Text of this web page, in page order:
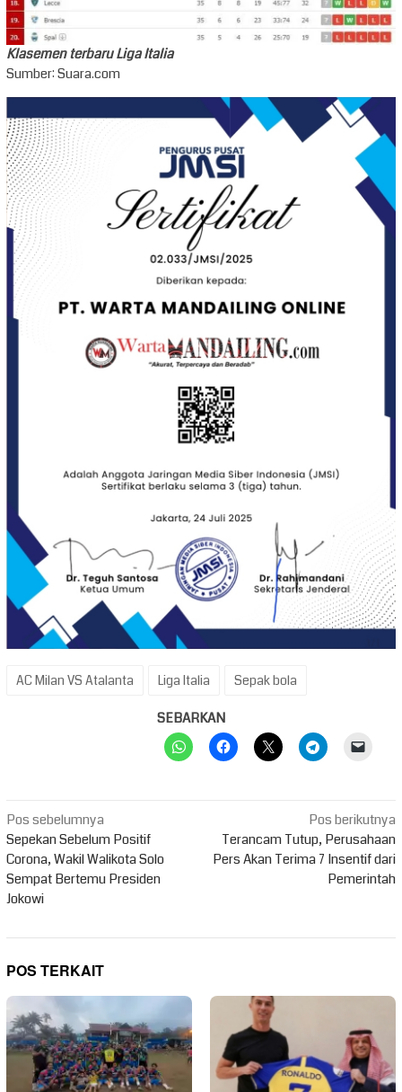
Klasemen terbaru Liga Italia
Sumber: Suara.com
AC Milan VS Atalanta Liga Italia Sepak bola
SEBARKAN
Navigasi
pos
Pos sebelumnya
Sepekan Sebelum Positif
Corona, Wakil Walikota Solo
Sempat Bertemu Presiden
Jokowi
Pos berikutnya
Terancam Tutup, Perusahaan
Pers Akan Terima 7 Insentif dari
Pemerintah
POS TERKAIT